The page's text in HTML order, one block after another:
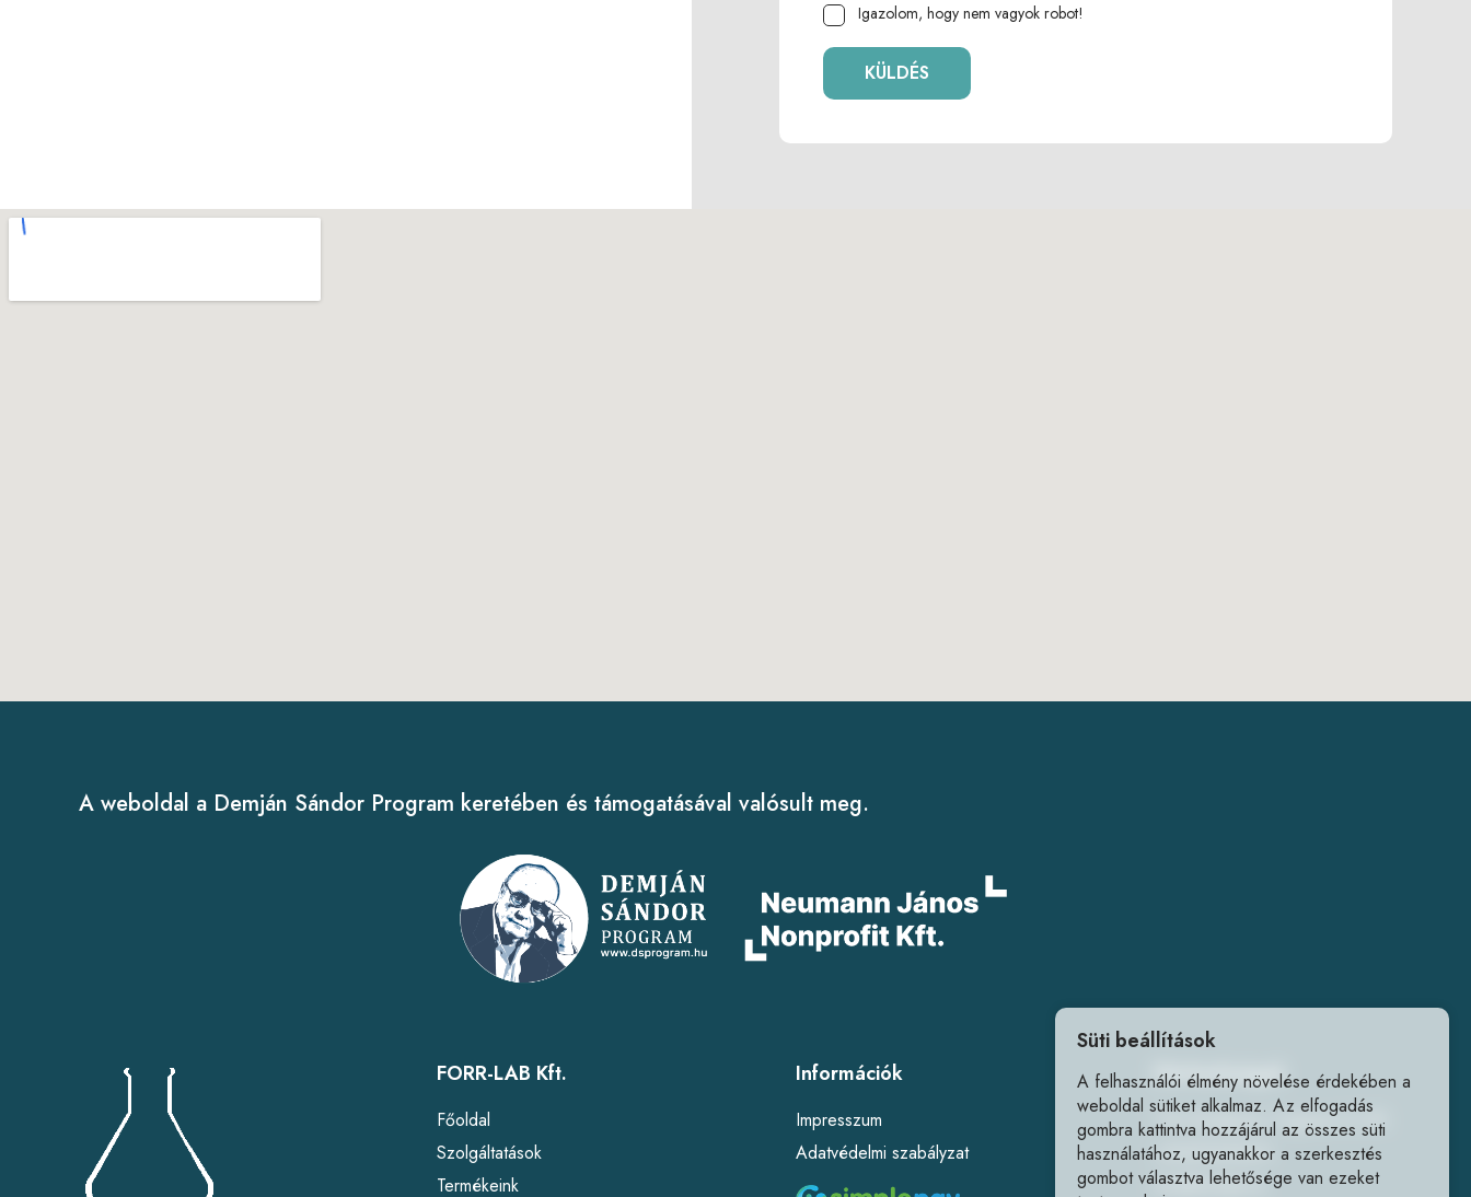
Süti beállítások
A felhasználói élmény növelése érdekében a
weboldal sütiket alkalmaz. Az elfogadás
gombra kattintva hozzájárul az összes süti
használatához, ugyanakkor a szerkesztés
gombot választva lehetősége van ezeket
Igazolom, hogy nem vagyok robot!
KÜLDÉS
A weboldal a Demján Sándor Program keretében és támogatásával valósult meg.
FORR-LAB Kft.
Főoldal
Szolgáltatások
Termékeink
Információk
Impresszum
Adatvédelmi szabályzat
Elérhetőségek
1141 Budapest, Fogarasi út 218.
+36202240241
info@forrlab.hu